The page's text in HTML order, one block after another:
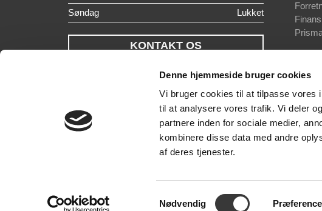
Denne hjemmeside bruger cookies
Vi bruger cookies til at tilpasse vores
til at analysere vores trafik. Vi deler
partnere inden for sociale medier,
kombinere disse data med andre
af deres tjenester.
Samtykkevalg
Nødvendig
Søndag
Lukket
KONTAKT OS